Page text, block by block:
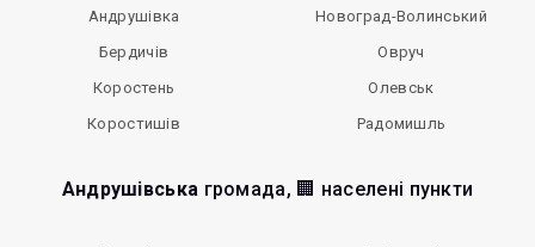
Андрушівка
Бердичів
Коростень
Коростишів
Новоград-Волинський
Овруч
Олевськ
Радомишль
Андрушівська громада, 🏢 населені пункти